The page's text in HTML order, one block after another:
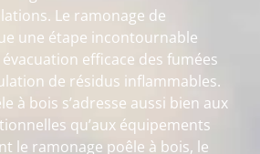
Le ramonage de
une étape incontournable
efficace des fumées
de résidus inflammables.
à bois s’adresse aussi bien aux
qu’aux équipements
le ramonage poêle à bois, le